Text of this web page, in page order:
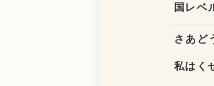
国レベ
さあど
私はく